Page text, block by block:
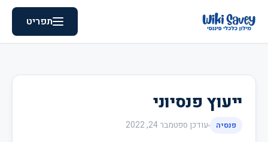
תפריט
ייעוץ פנסיוני
פנסיה עודכן ספטמבר 24, 2022